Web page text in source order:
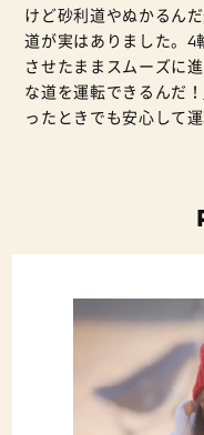
けど砂利道やぬかるん
道が実はありました。4
させたままスムーズに
な道を運転できるんだ
ったときでも安心して